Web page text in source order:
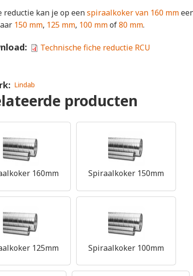
reductie kan je op eenspiraalkoker van 160 mm
150 mm, 125 mm, 100 mmof80 mm.
Technische fiche reductie RCU
Lindab
producten
160mm Spiraalkoker 150mm
125mm Spiraalkoker 100mm